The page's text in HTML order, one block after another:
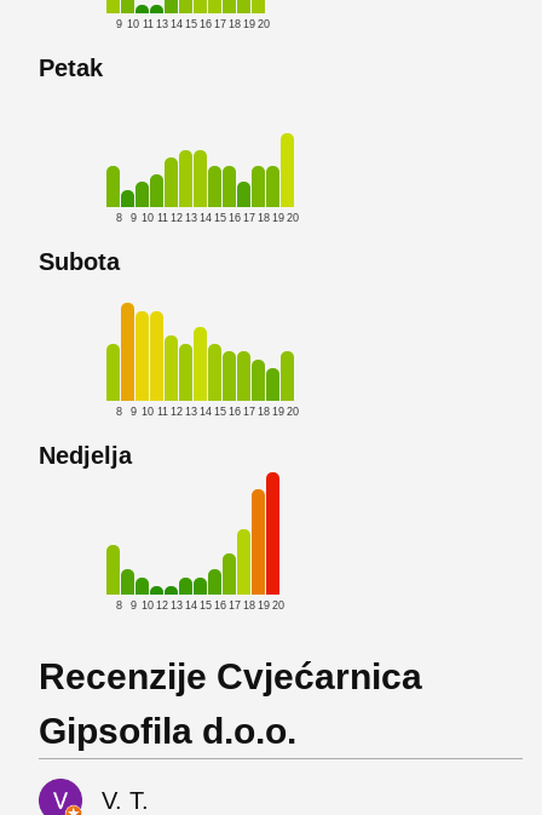
9 10 11 13 14 15 16 17 18 19 20
Petak
8 9 10 11 12 13 14 15 16 17 18 19 20
Subota
8 9 10 11 12 13 14 15 16 17 18 19 20
Nedjelja
8 9 10 12 13 14 15 16 17 18 19 20
Recenzije Cvjećarnica
Gipsofila d.o.o.
V. T.